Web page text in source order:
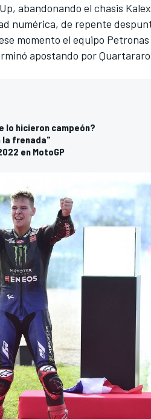
abandonando el chasis
numérica, de repente
momento el equipo Petronas
apostando por
lo hicieron campeón?
la frenada"
en MotoGP